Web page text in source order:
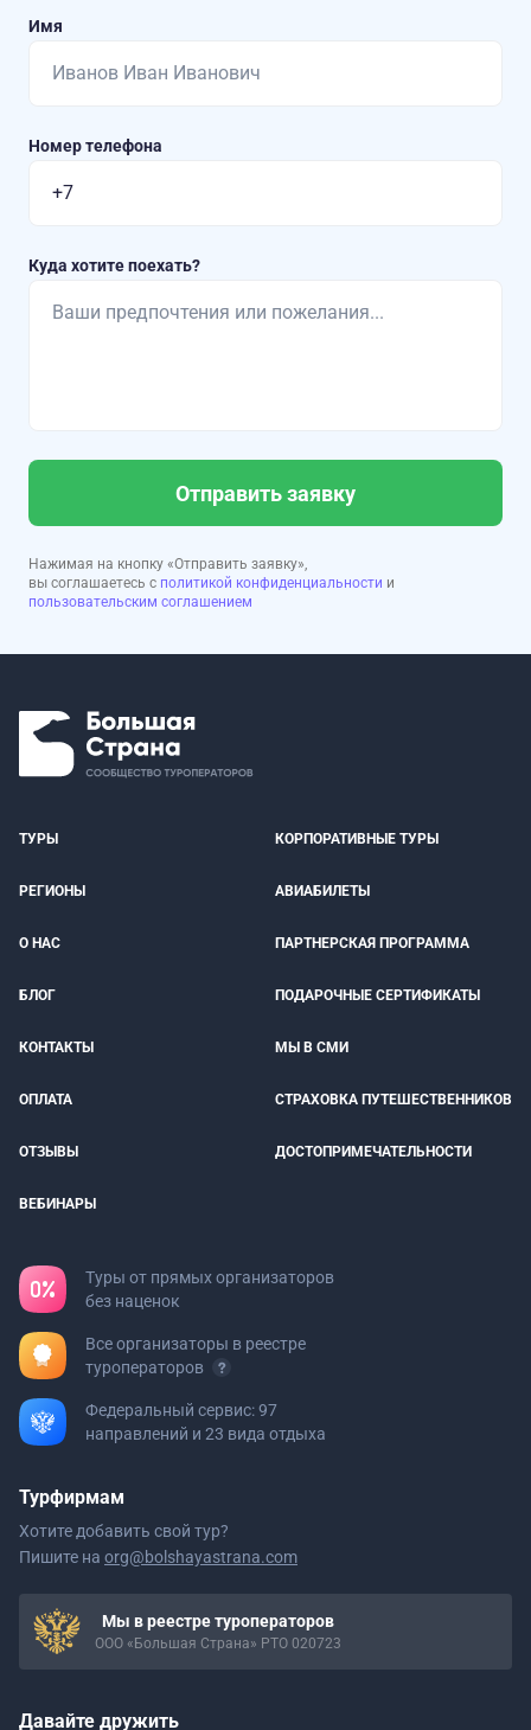
Имя
Номер телефона
Куда хотите поехать?
Отправить заявку
Нажимая на кнопку «Отправить заявку»,
вы соглашаетесь с политикой конфиденциальности и
пользовательским соглашением
ТУРЫ КОРПОРАТИВНЫЕ ТУРЫ
РЕГИОНЫ АВИАБИЛЕТЫ
О НАС ПАРТНЕРСКАЯ ПРОГРАММА
БЛОГ ПОДАРОЧНЫЕ СЕРТИФИКАТЫ
КОНТАКТЫ МЫ В СМИ
ОПЛАТА СТРАХОВКА ПУТЕШЕСТВЕННИКОВ
ОТЗЫВЫ ДОСТОПРИМЕЧАТЕЛЬНОСТИ
ВЕБИНАРЫ
Туры от прямых организаторов
без наценок
Все организаторы в реестре
туроператоров
Федеральный сервис: 97
направлений и 23 вида отдыха
Турфирмам
Хотите добавить свой тур?
Пишите на org@bolshayastrana.com
Мы в реестре туроператоров
ООО «Большая Страна» РТО 020723
Давайте дружить